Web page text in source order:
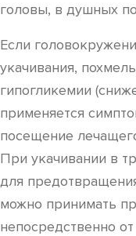
головы, в душных
Если
укачивания,
гипогликемии
применяется
посещение
При укачивании в
для
можно принимать
непосредственно